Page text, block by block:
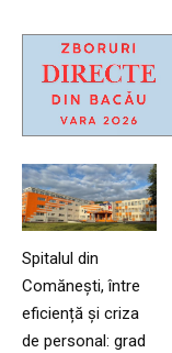
Spitalul din
Comănești, între
eficiență și criza
de personal: grad